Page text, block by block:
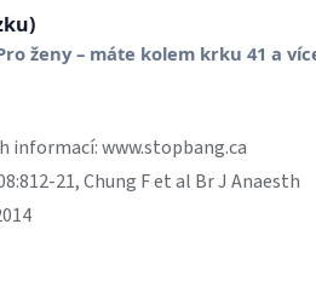
informací: www.stopbang.ca
21, Chung F et al Br J Anaesth